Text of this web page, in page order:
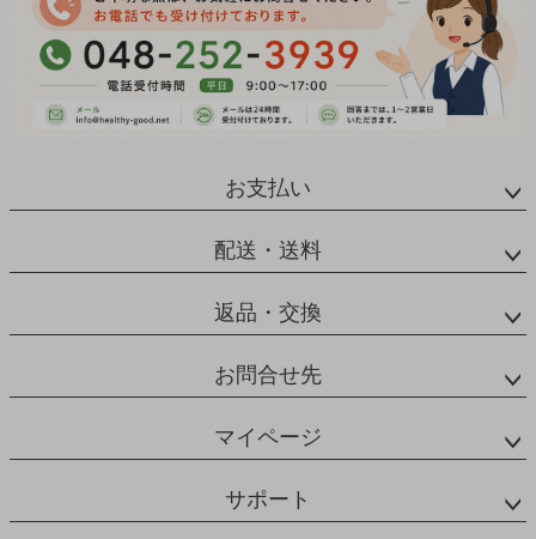
お支払い
配送・送料
返品・交換
お問合せ先
マイページ
サポート